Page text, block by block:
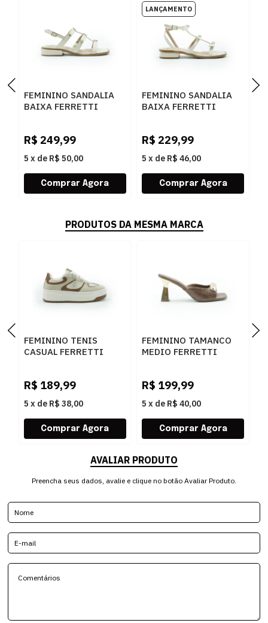
FEMININO SANDALIA
BAIXA FERRETTI
R$ 249,99
5 x de R$ 50,00
FEMININO SANDALIA
BAIXA FERRETTI
R$ 229,99
5 x de R$ 46,00
PRODUTOS DA MESMA MARCA
FEMININO TENIS
CASUAL FERRETTI
R$ 189,99
5 x de R$ 38,00
FEMININO TAMANCO
MEDIO FERRETTI
R$ 199,99
5 x de R$ 40,00
AVALIAR PRODUTO
Preencha seus dados, avalie e clique no botão Avaliar Produto.